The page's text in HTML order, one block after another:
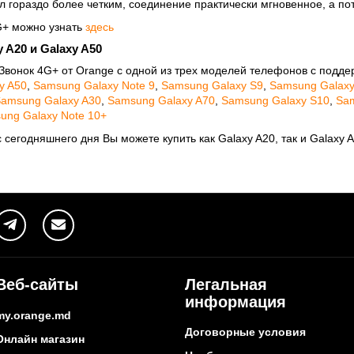
гораздо более четким, соединение практически мгновенное, а
можно узнать здесь
и Galaxy A50
4G+ от Orange с одной из трех моделей телефонов с
A50 Samsung Galaxy Note 9 Samsung Galaxy S9 Samsung
Galaxy A30 Samsung Galaxy A70 Samsung Galaxy S10
Galaxy Note 10+
сегодняшнего дня Вы можете купить как Galaxy A20, так и
сайты
магазин
Легальная
информация
Договорные условия